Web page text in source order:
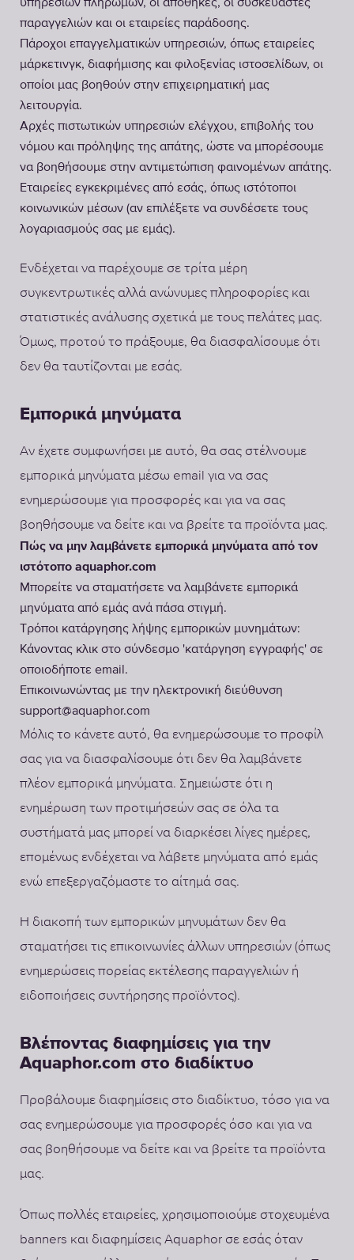
υπηρεσιών πληρωμών, οι αποθήκες, οι συσκευαστές
παραγγελιών και οι εταιρείες παράδοσης.
Πάροχοι επαγγελματικών υπηρεσιών, όπως εταιρείες
μάρκετινγκ, διαφήμισης και φιλοξενίας ιστοσελίδων, οι
οποίοι μας βοηθούν στην επιχειρηματική μας
λειτουργία.
Αρχές πιστωτικών υπηρεσιών ελέγχου, επιβολής του
νόμου και πρόληψης της απάτης, ώστε να μπορέσουμε
να βοηθήσουμε στην αντιμετώπιση φαινομένων απάτης.
Εταιρείες εγκεκριμένες από εσάς, όπως ιστότοποι
κοινωνικών μέσων (αν επιλέξετε να συνδέσετε τους
λογαριασμούς σας με εμάς).
Ενδέχεται να παρέχουμε σε τρίτα μέρη
συγκεντρωτικές αλλά ανώνυμες πληροφορίες και
στατιστικές ανάλυσης σχετικά με τους πελάτες μας.
Όμως, προτού το πράξουμε, θα διασφαλίσουμε ότι
δεν θα ταυτίζονται με εσάς.
Εμπορικά μηνύματα
Αν έχετε συμφωνήσει με αυτό, θα σας στέλνουμε
εμπορικά μηνύματα μέσω email για να σας
ενημερώσουμε για προσφορές και για να σας
βοηθήσουμε να δείτε και να βρείτε τα προϊόντα μας.
Πώς να μην λαμβάνετε εμπορικά μηνύματα από τον
ιστότοπο aquaphor.com
Μπορείτε να σταματήσετε να λαμβάνετε εμπορικά
μηνύματα από εμάς ανά πάσα στιγμή.
Τρόποι κατάργησης λήψης εμπορικών μυνημάτων:
Κάνοντας κλικ στο σύνδεσμο 'κατάργηση εγγραφής' σε
οποιοδήποτε email.
Επικοινωνώντας με την ηλεκτρονική διεύθυνση
support@aquaphor.com
Μόλις το κάνετε αυτό, θα ενημερώσουμε το προφίλ
σας για να διασφαλίσουμε ότι δεν θα λαμβάνετε
πλέον εμπορικά μηνύματα. Σημειώστε ότι η
ενημέρωση των προτιμήσεών σας σε όλα τα
συστήματά μας μπορεί να διαρκέσει λίγες ημέρες,
επομένως ενδέχεται να λάβετε μηνύματα από εμάς
ενώ επεξεργαζόμαστε το αίτημά σας.
Η διακοπή των εμπορικών μηνυμάτων δεν θα
σταματήσει τις επικοινωνίες άλλων υπηρεσιών (όπως
ενημερώσεις πορείας εκτέλεσης παραγγελιών ή
ειδοποιήσεις συντήρησης προϊόντος).
Βλέποντας διαφημίσεις για την
Aquaphor.com στο διαδίκτυο
Προβάλουμε διαφημίσεις στο διαδίκτυο, τόσο για να
σας ενημερώσουμε για προσφορές όσο και για να
σας βοηθήσουμε να δείτε και να βρείτε τα προϊόντα
μας.
Όπως πολλές εταιρείες, χρησιμοποιούμε στοχευμένα
banners και διαφημίσεις Aquaphor σε εσάς όταν